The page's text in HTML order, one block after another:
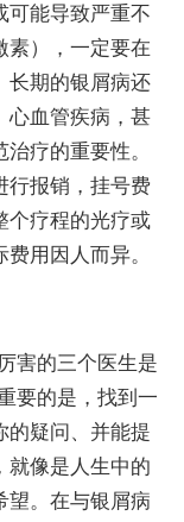
可能导致严重不
素），一定要在
长期的银屑病还
心血管疾病，甚
疗的重要性。
行报销，挂号费
个疗程的光疗或
用因人而异。
害的三个医生是
要的是，找到一
的疑问、并能提
就像是人生中的
望。在与银屑病